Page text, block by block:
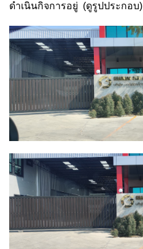
ดำเนินกิจการอยู่ (ดูรูปประกอบ)